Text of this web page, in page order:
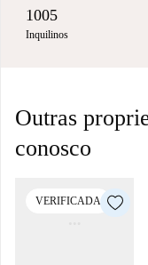
1005
Inquilinos
Outras
conosco
VERIFICADA